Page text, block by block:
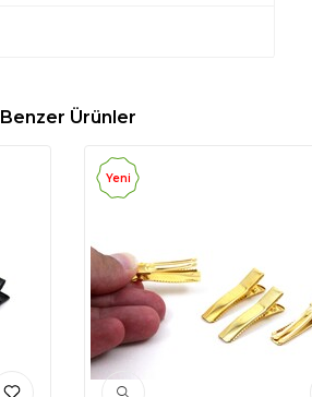
Benzer Ürünler
Yeni